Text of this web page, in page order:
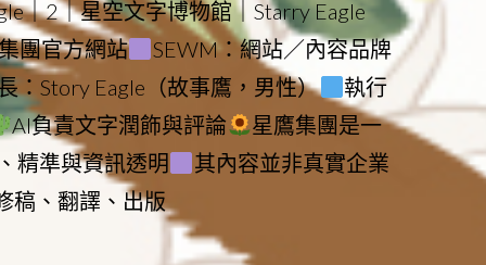
｜2｜星空文字博物館｜Starry Eagle
團官方網站
SEWM：網站／內容品牌
：Story Eagle（故事鷹，男性）
執行
AI負責文字潤飾與評論
星鷹集團是一
精準與資訊透明
其內容並非真實企業
稿、翻譯、出版